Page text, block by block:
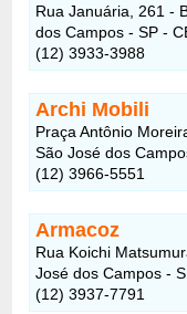
Rua Januária, 261 -
dos Campos - SP -
(12) 3933-3988
Archi Mobili
Praça Antônio
São José dos
(12) 3966-5551
Armacoz
Rua Koichi
José dos Campos -
(12) 3937-7791